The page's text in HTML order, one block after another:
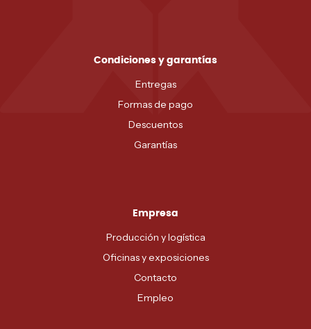
Condiciones y garantías
Entregas
Formas de pago
Descuentos
Garantías
Empresa
Producción y logística
Oficinas y exposiciones
Contacto
Empleo